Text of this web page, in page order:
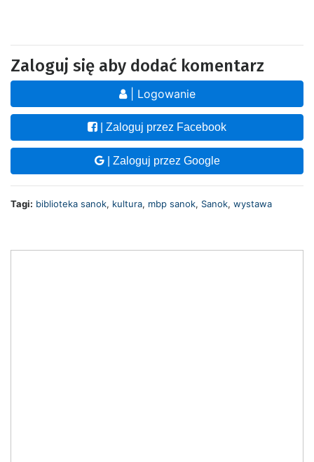
Zaloguj się aby dodać komentarz
| Logowanie
| Zaloguj przez Facebook
| Zaloguj przez Google
Tagi: biblioteka sanok, kultura, mbp sanok, Sanok, wystawa